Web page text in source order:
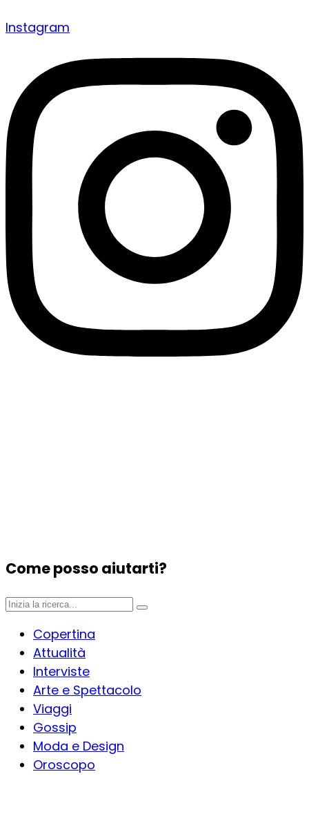
Instagram
Come posso aiutarti?
Copertina
Attualità
Interviste
Arte e Spettacolo
Viaggi
Gossip
Moda e Design
Oroscopo